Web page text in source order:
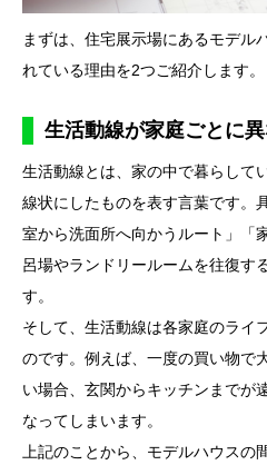
まずは、住宅展示場にあるモデル
れている理由を2つご紹介します。
生活動線が家庭ごとに
生活動線とは、家の中で暮らして
線状にしたものを表す言葉です。
室から洗面所へ向かうルート」「
呂場やランドリールームを往復す
す。
そして、生活動線は各家庭のライ
のです。例えば、一度の買い物で
い場合、玄関からキッチンまでが
なってしまいます。
上記のことから、モデルハウスの